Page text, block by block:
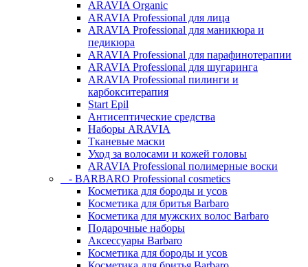
ARAVIA Organic
ARAVIA Professional для лица
ARAVIA Professional для маникюра и
педикюра
ARAVIA Professional для парафинотерапии
ARAVIA Professional для шугаринга
ARAVIA Professional пилинги и
карбокситерапия
Start Epil
Антисептические средства
Наборы ARAVIA
Тканевые маски
Уход за волосами и кожей головы
ARAVIA Professional полимерные воски
- BARBARO Professional cosmetics
Косметика для бороды и усов
Косметика для бритья Barbaro
Косметика для мужских волос Barbaro
Подарочные наборы
Аксессуары Barbaro
Косметика для бороды и усов